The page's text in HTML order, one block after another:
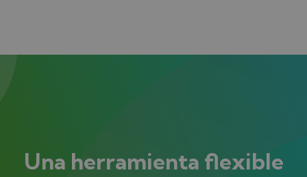
Una herramienta flexible